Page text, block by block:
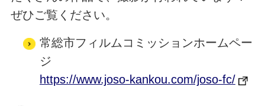
ぜひご覧ください。
常総市フィルムコミッションホームペー
ジ
https://www.joso-kankou.com/joso-fc/